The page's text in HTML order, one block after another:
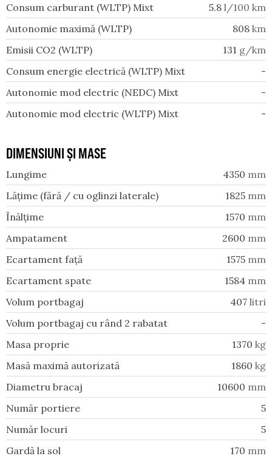
Consum carburant (WLTP) Mixt
5.8 l/100 km
Autonomie maximă (WLTP)
808 km
Emisii CO2 (WLTP)
131 g/km
Consum energie electrică (WLTP) Mixt
-
Autonomie mod electric (NEDC) Mixt
-
Autonomie mod electric (WLTP) Mixt
-
DIMENSIUNI ȘI MASE
Lungime 4350 mm
Lățime (fără / cu oglinzi laterale)
1825 mm
Înălțime
1570 mm
Ampatament
2600 mm
Ecartament față
1575 mm
Ecartament spate
1584 mm
Volum portbagaj
407 litri
Volum portbagaj cu rând 2 rabatat
-
Masa proprie
1370 kg
Masă maximă autorizată
1860 kg
Diametru bracaj
10600 mm
Număr portiere
5
Număr locuri
5
Gardă la sol
170 mm